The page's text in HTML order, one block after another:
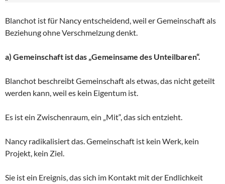
Blanchot ist für Nancy entscheidend, weil er Gemeinschaft als
Beziehung ohne Verschmelzung denkt.
a) Gemeinschaft ist das „Gemeinsame des Unteilbaren“.
Blanchot beschreibt Gemeinschaft als etwas, das nicht geteilt
werden kann, weil es kein Eigentum ist.
Es ist ein Zwischenraum, ein „Mit“, das sich entzieht.
Nancy radikalisiert das. Gemeinschaft ist kein Werk, kein
Projekt, kein Ziel.
Sie ist ein Ereignis, das sich im Kontakt mit der Endlichkeit